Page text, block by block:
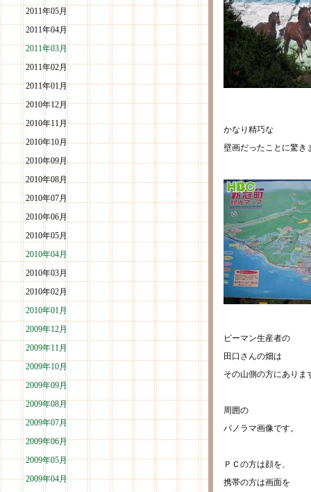
2011年05月
2011年04月
2011年03月
2011年02月
2011年01月
2010年12月
2010年11月
2010年10月
2010年09月
2010年08月
2010年07月
2010年06月
2010年05月
2010年04月
2010年03月
2010年02月
2010年01月
2009年12月
2009年11月
2009年10月
2009年09月
2009年08月
2009年07月
2009年06月
2009年05月
2009年04月
かなり精巧な
壁画だったことに驚き
ピーマン生産者の
田口さんの畑は
その山側の方にありま
周囲の
パノラマ画像です。
ＰＣの方は顔を、
携帯の方は画面を